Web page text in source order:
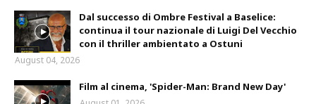
Dal successo di Ombre Festival a Baselice:
continua il tour nazionale di Luigi Del Vecchio
con il thriller ambientato a Ostuni
August 04, 2026
Film al cinema, 'Spider-Man: Brand New Day'